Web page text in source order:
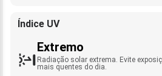
Índice UV
Extremo
Radiação solar extrema. Evite
mais quentes do dia.